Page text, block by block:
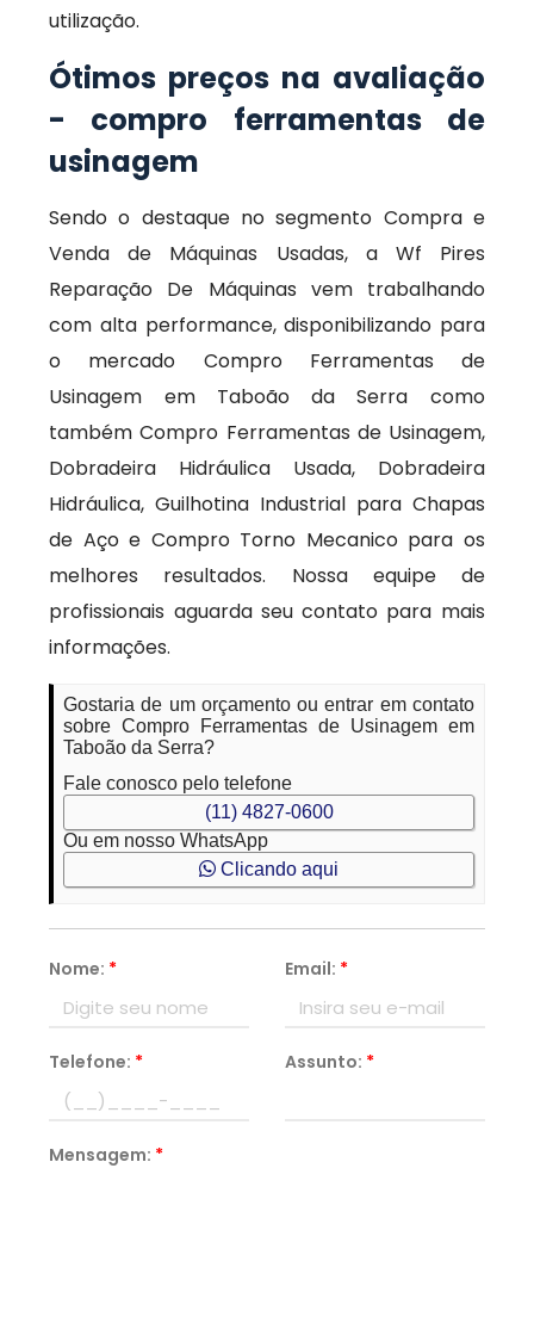
utilização.
Ótimos preços na avaliação
- compro ferramentas de
usinagem
Sendo o destaque no segmento Compra e
Venda de Máquinas Usadas, a Wf Pires
Reparação De Máquinas vem trabalhando
com alta performance, disponibilizando para
o mercado Compro Ferramentas de
Usinagem em Taboão da Serra como
também Compro Ferramentas de Usinagem,
Dobradeira Hidráulica Usada, Dobradeira
Hidráulica, Guilhotina Industrial para Chapas
de Aço e Compro Torno Mecanico para os
melhores resultados. Nossa equipe de
profissionais aguarda seu contato para mais
informações.
Gostaria de um orçamento ou entrar em contato
sobre Compro Ferramentas de Usinagem em
Taboão da Serra?
Fale conosco pelo telefone
(11) 4827-0600
Ou em nosso WhatsApp
Clicando aqui
Nome: * Email: *
Telefone: * Assunto: *
Mensagem: *